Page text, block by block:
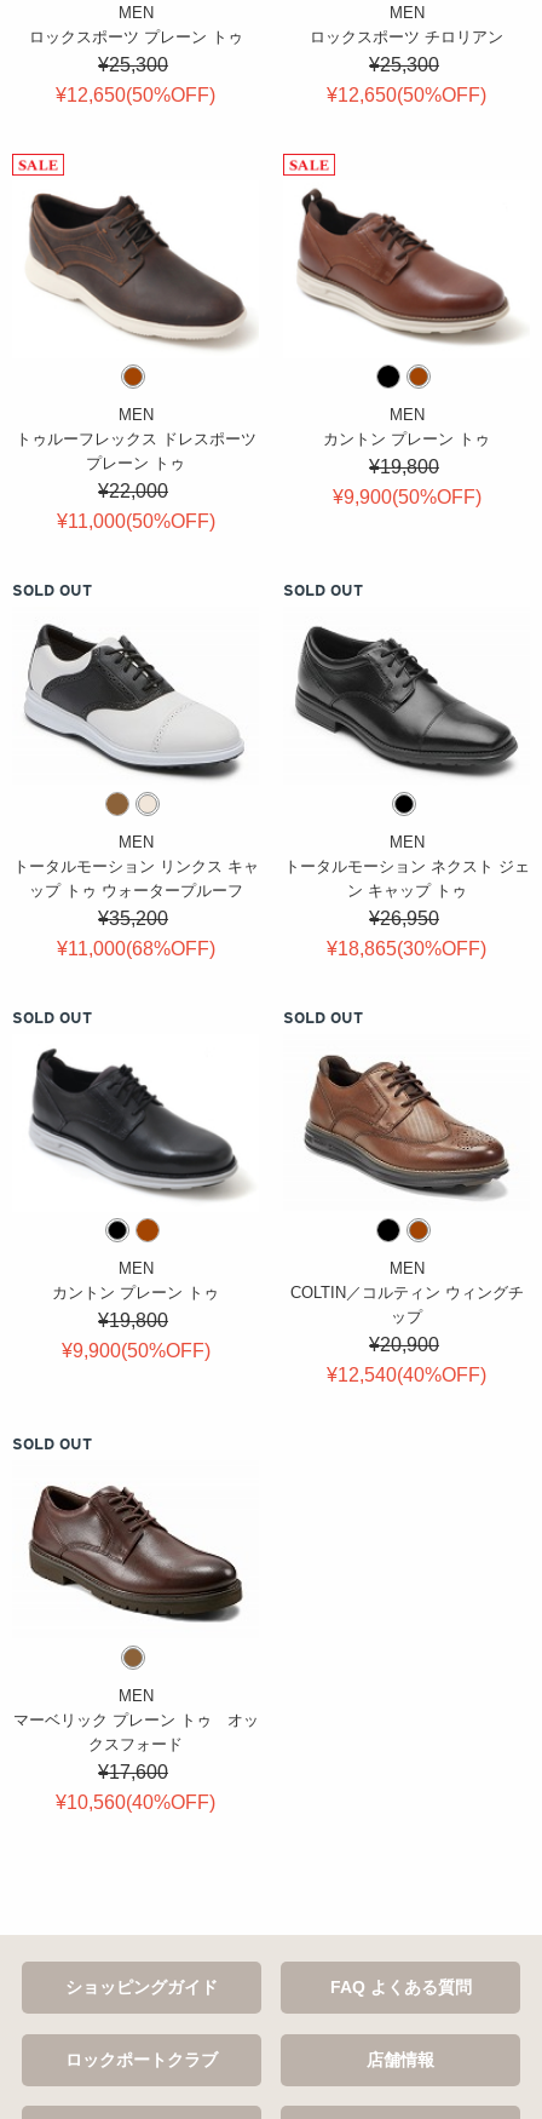
MEN
ロックスポーツ プレーン トゥ
¥25,300
¥12,650(50%OFF)
MEN
ロックスポーツ チロリアン
¥25,300
¥12,650(50%OFF)
MEN
トゥルーフレックス ドレスポーツ
プレーン トゥ
¥22,000
¥11,000(50%OFF)
MEN
カントン プレーン トゥ
¥19,800
¥9,900(50%OFF)
SOLD OUT
MEN
トータルモーション リンクス キャ
ップ トゥ ウォータープルーフ
¥35,200
¥11,000(68%OFF)
SOLD OUT
MEN
トータルモーション ネクスト ジェ
ン キャップ トゥ
¥26,950
¥18,865(30%OFF)
SOLD OUT
MEN
カントン プレーン トゥ
¥19,800
¥9,900(50%OFF)
SOLD OUT
MEN
COLTIN／コルティン ウィングチ
ップ
¥20,900
¥12,540(40%OFF)
SOLD OUT
MEN
マーベリック プレーン トゥ オッ
クスフォード
¥17,600
¥10,560(40%OFF)
ショッピングガイド FAQ よくある質問
ロックポートクラブ 店舗情報